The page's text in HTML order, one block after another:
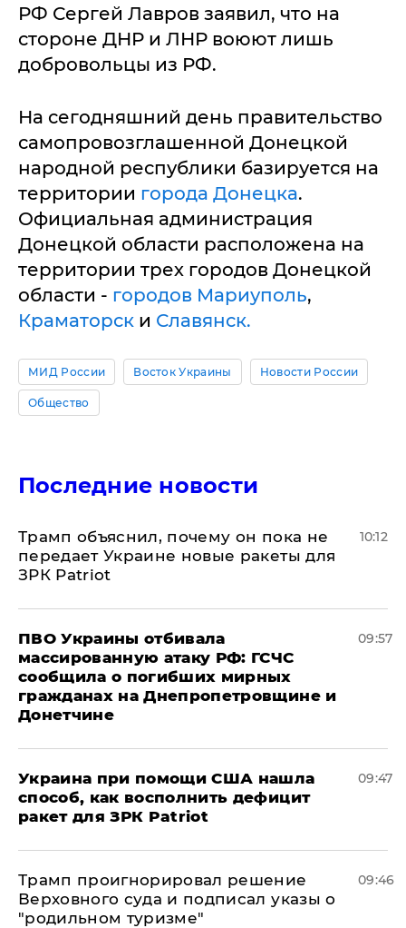
РФ Сергей Лавров заявил, что на
стороне ДНР и ЛНР воюют лишь
добровольцы из РФ.
На сегодняшний день правительство
самопровозглашенной Донецкой
народной республики базируется на
территории города Донецка.
Официальная администрация
Донецкой области расположена на
территории трех городов Донецкой
области - городов Мариуполь,
Краматорск и Славянск.
МИД России Восток Украины Новости России
Общество
Последние новости
Трамп объяснил, почему он пока не
передает Украине новые ракеты для
ЗРК Patriot
10:12
ПВО Украины отбивала
массированную атаку РФ: ГСЧС
сообщила о погибших мирных
гражданах на Днепропетровщине и
Донетчине
09:57
Украина при помощи США нашла
способ, как восполнить дефицит
ракет для ЗРК Patriot
09:47
Трамп проигнорировал решение
Верховного суда и подписал указы о
"родильном туризме"
09:46